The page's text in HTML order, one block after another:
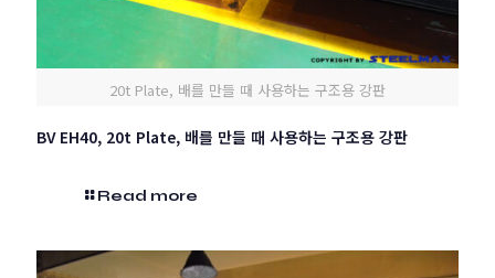
20t Plate, 배를 만들 때 사용하는 구조용 강판
BV EH40, 20t Plate, 배를 만들 때 사용하는 구조용 강판
Read more